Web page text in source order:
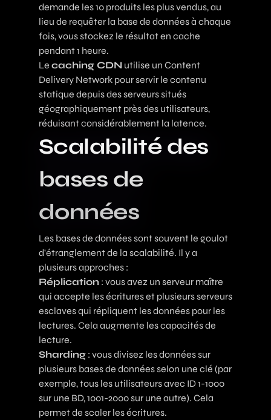
demande les 10 produits les plus vendus, au
lieu de requêter la base de données à chaque
fois, vous stockez le résultat en cache
pendant 1 heure.
Le caching CDN utilise un Content
Delivery Network pour servir le contenu
statique depuis des serveurs situés
géographiquement près des utilisateurs,
réduisant considérablement la latence.
Scalabilité des
bases de
données
Les bases de données sont souvent le goulot
d'étranglement de la scalabilité. Il y a
plusieurs approches :
Réplication : vous avez un serveur maître
qui accepte les écritures et plusieurs serveurs
esclaves qui répliquent les données pour les
lectures. Cela augmente les capacités de
lecture.
Sharding : vous divisez les données sur
plusieurs bases de données selon une clé (par
exemple, tous les utilisateurs avec ID 1-1000
sur une BD, 1001-2000 sur une autre). Cela
permet de scaler les écritures.